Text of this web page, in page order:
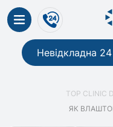
Невідкладна
TOP CLINIC
ЯК